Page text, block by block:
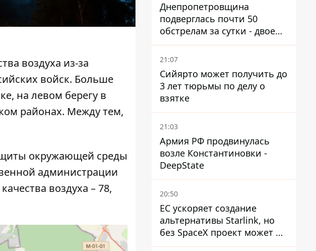
воздуха из-за
войск. Больше
на левом берегу в
районах. Между тем,
окружающей среды
администрации
воздуха – 78,
Днепропетровщина
подверглась почти 50
обстрелам за сутки - двое
погибших, шесть
пострадавших
21:07
Сийярто может получить до
3 лет тюрьмы по делу о
взятке
21:03
Армия РФ продвинулась
возле Константиновки -
DeepState
20:50
ЕС ускоряет создание
альтернативы Starlink, но
без SpaceX проект может не
обойтись